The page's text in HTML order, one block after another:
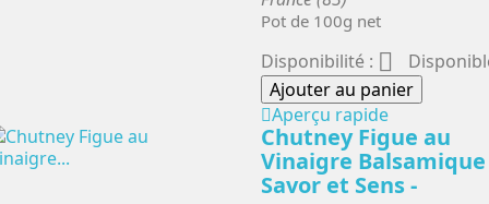
Pot de 100g net
Disponibilité : 
Ajouter au panier
Aperçu rapide
Chutney Figue au
Vinaigre Balsamique
Savor et Sens -